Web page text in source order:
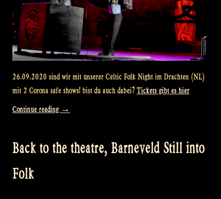
26.09.2020 sind wir mit unserer Celtic Folk Night im Drachten (NL)
mit 2 Corona safe shows! bist du auch dabei? Tickets gibt es hier
Continue reading „Celtic
–
→
Back to the theatre, Barneveld Still into
Folk